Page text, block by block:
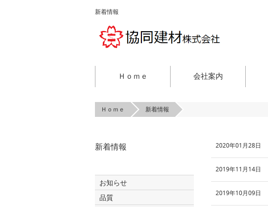
新着情報
Ｈｏｍｅ 会社案内
Ｈｏｍｅ 新着情報
2020年01月28日
2019年11月14日
2019年10月09日
新着情報
お知らせ
品質